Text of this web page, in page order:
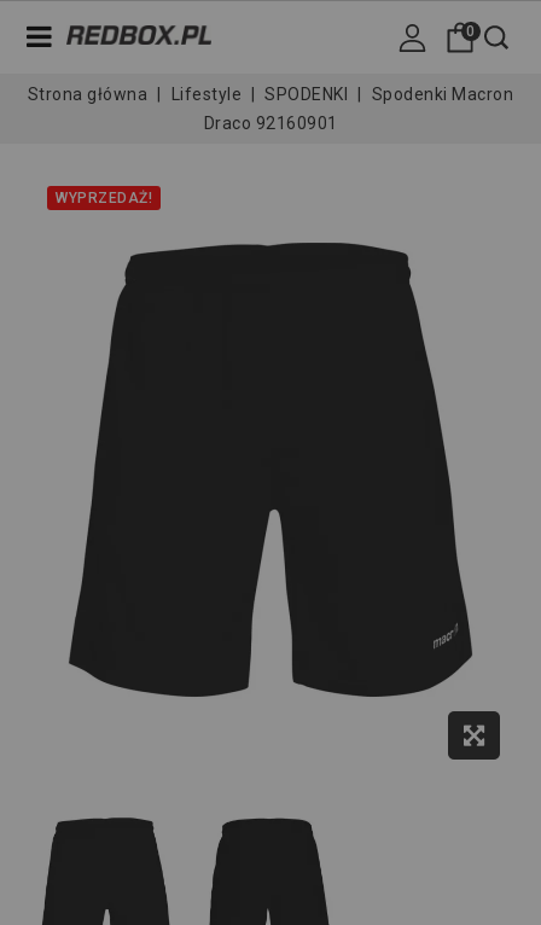
0
Strona główna Lifestyle SPODENKI
Spodenki Macron
Draco 92160901
WYPRZEDAŻ!